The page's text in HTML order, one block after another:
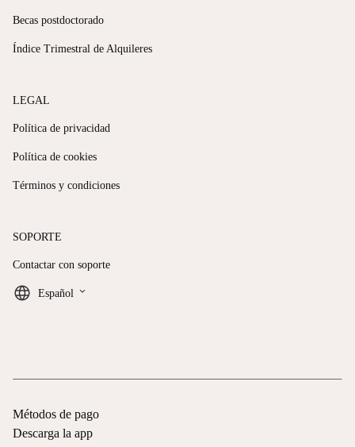
Becas postdoctorado
Índice Trimestral de Alquileres
LEGAL
Política de privacidad
Política de cookies
Términos y condiciones
SOPORTE
Contactar con soporte
Español keyboard_arrow_down
Métodos de pago
Descarga la app